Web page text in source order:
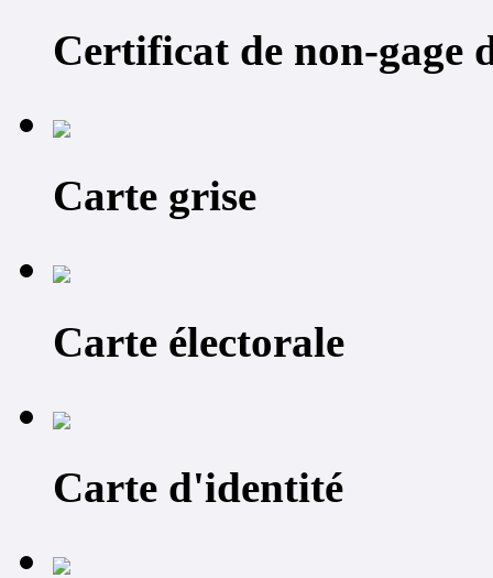
Certificat de non-gage
Carte grise
Carte électorale
Carte d'identité